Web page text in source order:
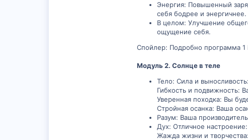
Энергия: Повышенный
себя бодрее и энергичнее.
В целом: Улучшение
ощущение себя.
Спойлер: Подробно программа 1
Модуль 2. Солнце в теле
Тело: Сила и
Гибкость и подвижность:
Уверенная походка: Вы
Стройная осанка: Ваша
Разум: Ваша
Дух: Отличное
Жажда жизни и